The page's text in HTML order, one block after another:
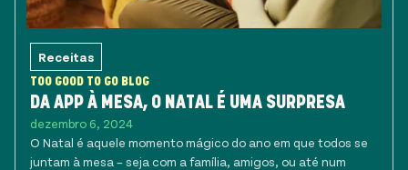
Receitas
TOO GOOD TO GO BLOG
DA APP À MESA, O NATAL É UMA SURPRESA
dezembro 6, 2024
O Natal é aquele momento mágico do ano em que todos se
juntam à mesa – seja com a família, amigos, ou até num